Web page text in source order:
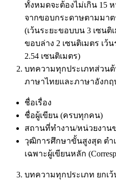
ทั้งหมดจะต้องไม่เกิน 15
จากขอบกระดาษตามมาต
(เว้นระยะขอบบน 3 เซนติ
ขอบล่าง 2 เซนติเมตร เว้
2.54 เซนติเมตร)
บทความทุกประเภทส่วน
ภาษาไทยและภาษาอังกฤ
ชื่อเรื่อง
ชื่อผู้เขียน (ครบทุกคน)
สถานที่ทำงาน/หน่วยงาน
วุฒิการศึกษาขั้นสูงสุด ตำ
เฉพาะผู้เขียนหลัก
บทความทุกประเภท ยกเ